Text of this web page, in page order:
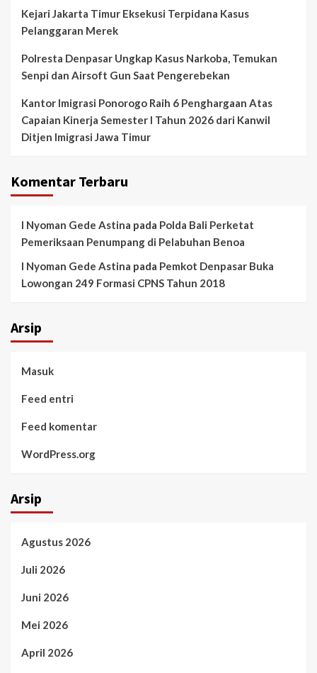
Kejari Jakarta Timur Eksekusi Terpidana Kasus
Pelanggaran Merek
Polresta Denpasar Ungkap Kasus Narkoba, Temukan
Senpi dan Airsoft Gun Saat Pengerebekan
Kantor Imigrasi Ponorogo Raih 6 Penghargaan Atas
Capaian Kinerja Semester I Tahun 2026 dari Kanwil
Ditjen Imigrasi Jawa Timur
Komentar Terbaru
I Nyoman Gede Astina pada Polda Bali Perketat
Pemeriksaan Penumpang di Pelabuhan Benoa
I Nyoman Gede Astina pada Pemkot Denpasar Buka
Lowongan 249 Formasi CPNS Tahun 2018
Arsip
Masuk
Feed entri
Feed komentar
WordPress.org
Arsip
Agustus 2026
Juli 2026
Juni 2026
Mei 2026
April 2026